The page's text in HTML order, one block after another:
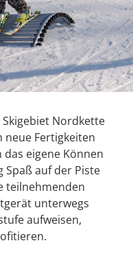
Nordkette
Fertigkeiten
das eigene Können
Spaß auf der Piste
teilnehmenden
unterwegs
aufweisen,